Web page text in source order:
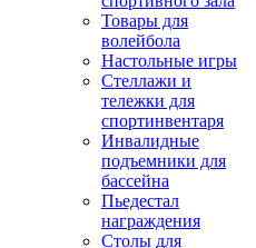
Товары для
волейбола
Настольные игры
Стеллажи и
тележки для
спортинвентаря
Инвалидные
подъемники для
бассейна
Пьедестал
награждения
Столы для